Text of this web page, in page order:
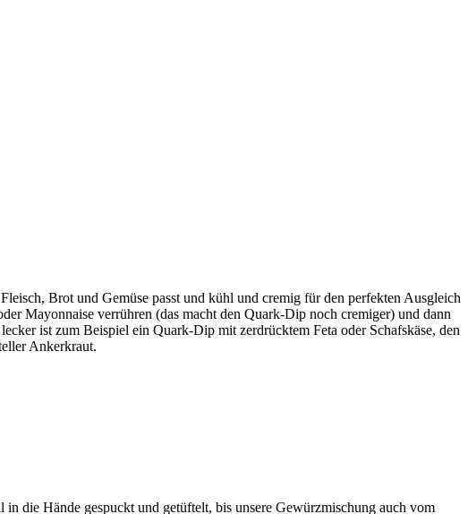
Brot und Gemüse passt und kühl und cremig für den perfekten Ausgleich
Mayonnaise verrühren (das macht den Quark-Dip noch cremiger) und dann
ist zum Beispiel ein Quark-Dip mit zerdrücktem Feta oder Schafskäse, den
Ankerkraut.
die Hände gespuckt und getüftelt, bis unsere Gewürzmischung auch vom